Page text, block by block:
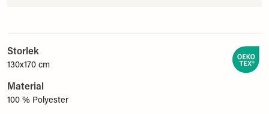
Storlek
130x170 cm
Material
100 % Polyester